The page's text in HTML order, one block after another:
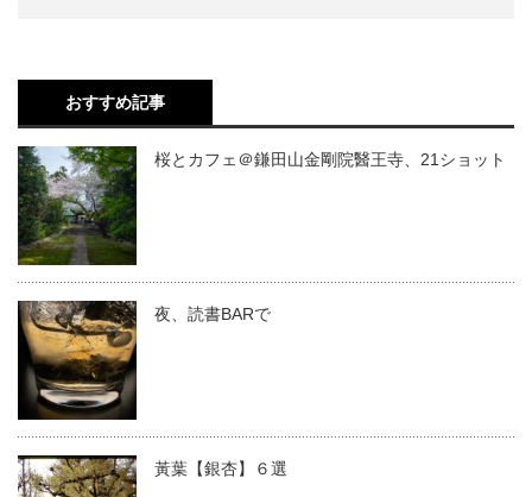
おすすめ記事
桜とカフェ＠鎌田山金剛院醫王寺、21ショット
夜、読書BARで
黃葉【銀杏】６選